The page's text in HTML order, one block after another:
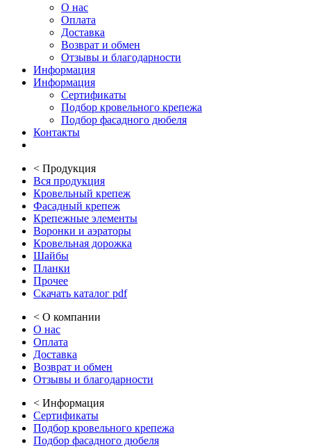
О нас
Оплата
Доставка
Возврат и обмен
Отзывы и благодарности
Информация
Информация
Сертификаты
Подбор кровельного крепежа
Подбор фасадного дюбеля
Контакты
< Продукция
Вся продукция
Кровельный крепеж
Фасадный крепеж
Крепежные элементы
Воронки и аэраторы
Кровельная дорожка
Шайбы
Планки
Прочее
Скачать каталог pdf
< О компании
О нас
Оплата
Доставка
Возврат и обмен
Отзывы и благодарности
< Информация
Сертификаты
Подбор кровельного крепежа
Подбор фасадного дюбеля